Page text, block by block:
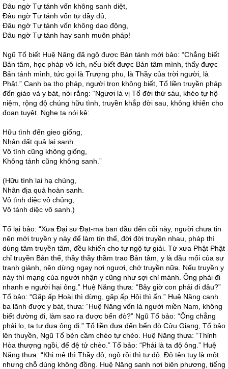
Đâu ngờ Tự tánh vốn không sanh diệt,
Đâu ngờ Tự tánh vốn tự đầy đủ,
Đâu ngờ Tự tánh vốn không dao động,
Đâu ngờ Tự tánh hay sanh muôn pháp!
Ngũ Tổ biết Huệ Năng đã ngộ được Bản tánh mới bảo: “Chẳng biết
Bản tâm, học pháp vô ích, nếu biết được Bản tâm mình, thấy được
Bản tánh mình, tức gọi là Trượng phu, là Thầy của trời người, là
Phật.” Canh ba thọ pháp, người trọn không biết, Tổ liền truyền pháp
đốn giáo và y bát, nói rằng: “Ngươi là vị Tổ đời thứ sáu, khéo tự hộ
niệm, rộng độ chúng hữu tình, truyền khắp đời sau, không khiến cho
đoạn tuyệt. Nghe ta nói kệ:
Hữu tình đến gieo giống,
Nhân đất quả lại sanh.
Vô tình cũng không giống,
Không tánh cũng không sanh.”
(Hữu tình lai hạ chủng,
Nhân địa quả hoàn sanh.
Vô tình diệc vô chủng,
Vô tánh diệc vô sanh.)
Tổ lại bảo: “Xưa Đại sư Đạt-ma ban đầu đến cõi này, người chưa tin
nên mới truyền y này để làm tín thể, đời đời truyền nhau, pháp thì
dùng tâm truyền tâm, đều khiến cho tự ngộ tự giải. Từ xưa Phật Phật
chỉ truyền Bản thể, thầy thầy thầm trao Bản tâm, y là đầu mối của sự
tranh giành, nên dừng ngay nơi ngươi, chớ truyền nữa. Nếu truyền y
này thì mạng của người nhận y cũng như sợi chỉ mành. Ông phải đi
nhanh e người hại ông.” Huệ Năng thưa: “Bây giờ con phải đi đâu?”
Tổ bảo: “Gặp ấp Hoài thì dừng, gặp ấp Hội thì ẩn.” Huệ Năng canh
ba lãnh được y bát, thưa: “Huệ Năng vốn là người miền Nam, không
biết đường đi, làm sao ra được bến đò?” Ngũ Tổ bảo: “Ông chẳng
phải lo, ta tự đưa ông đi.” Tổ liền đưa đến bến đò Cửu Giang, Tổ bảo
lên thuyền, Ngũ Tổ bèn cầm chèo tự chèo. Huệ Năng thưa: “Thỉnh
Hòa thượng ngồi, để đệ tử chèo.” Tổ bảo: “Phải là ta độ ông.” Huệ
Năng thưa: “Khi mê thì Thầy độ, ngộ rồi thì tự độ. Độ tên tuy là một
nhưng chỗ dùng không đồng. Huệ Năng sanh nơi biên phương, tiếng